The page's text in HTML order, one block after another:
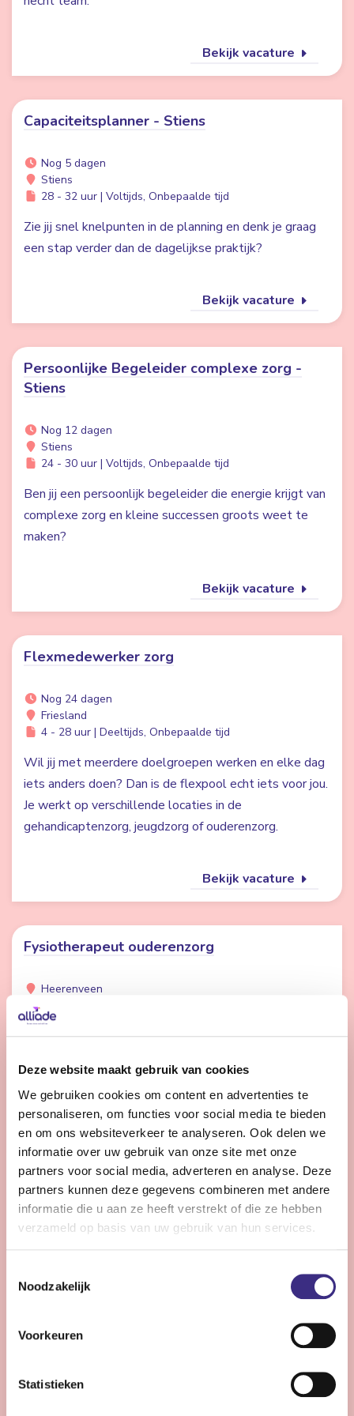
Deze website maakt gebruik van cookies
We gebruiken cookies om content en advertenties te
personaliseren, om functies voor social media te bieden
en om ons websiteverkeer te analyseren. Ook delen we
informatie over uw gebruik van onze site met onze
partners voor social media, adverteren en analyse. Deze
partners kunnen deze gegevens combineren met andere
informatie die u aan ze heeft verstrekt of die ze hebben
verzameld op basis van uw gebruik van hun services.
Noodzakelijk
Voorkeuren
Statistieken
Bekijk vacature
Capaciteitsplanner - Stiens
Nog 5 dagen
Stiens
28 - 32 uur | Voltijds, Onbepaalde tijd
Zie jij snel knelpunten in de planning en denk je graag
een stap verder dan de dagelijkse praktijk?
Bekijk vacature
Persoonlijke Begeleider complexe zorg -
Stiens
Nog 12 dagen
Stiens
24 - 30 uur | Voltijds, Onbepaalde tijd
Ben jij een persoonlijk begeleider die energie krijgt van
complexe zorg en kleine successen groots weet te
maken?
Bekijk vacature
Flexmedewerker zorg
Nog 24 dagen
Friesland
4 - 28 uur | Deeltijds, Onbepaalde tijd
Wil jij met meerdere doelgroepen werken en elke dag
iets anders doen? Dan is de flexpool echt iets voor jou.
Je werkt op verschillende locaties in de
gehandicaptenzorg, jeugdzorg of ouderenzorg.
Bekijk vacature
Fysiotherapeut ouderenzorg
Heerenveen
24 uur | Deeltijds, Bepaalde tijd
Werken bij Alliade betekent werken in een
helpt langer zelfstandig en comfortabel te leven.
Bekijk vacature
Coördinator zorg - Drachten
Wil jij met jouw ervaring het verschil maken voor onze
zorg te bieden? Dan is deze functie jou op het lijf